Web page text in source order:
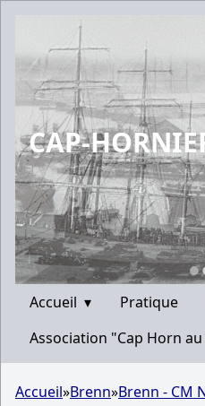
CAP-
Accueil ▾ Pratique
Association "Cap Horn
Accueil»Brenn»Brenn - CM